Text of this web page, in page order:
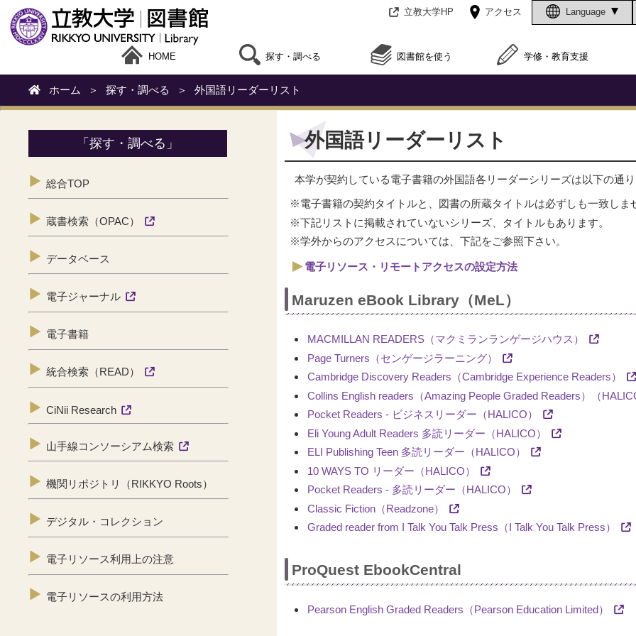
立教大学HP アクセス Language
HOME 探す・調べる 図書館を使う 学修・教育支援
ホーム ＞ 探す・調べる ＞ 外国語リーダーリスト
「探す・調べる」
総合TOP
蔵書検索（OPAC）
データベース
電子ジャーナル
電子書籍
統合検索（READ）
CiNii Research
山手線コンソーシアム検索
機関リポジトリ（RIKKYO Roots）
デジタル・コレクション
電子リソース利用上の注意
電子リソースの利用方法
外国語リーダーリスト
本学が契約している電子書籍の外国語各リーダーシリーズは以下の通
※電子書籍の契約タイトルと、図書の所蔵タイトルは必ずしも一致し
※下記リストに掲載されていないシリーズ、タイトルもあります。
※学外からのアクセスについては、下記をご参照下さい。
電子リソース・リモートアクセスの設定方法
Maruzen eBook Library（MeL）
MACMILLAN READERS（マクミランランゲージハウス）
Page Turners（センゲージラーニング）
Cambridge Discovery Readers（Cambridge Experience Readers）
Collins English readers（Amazing People Graded Readers）（
Pocket Readers - ビジネスリーダー（HALICO）
Eli Young Adult Readers 多読リーダー（HALICO）
ELI Publishing Teen 多読リーダー（HALICO）
10 WAYS TO リーダー（HALICO）
Pocket Readers - 多読リーダー（HALICO）
Classic Fiction（Readzone）
Graded reader from I Talk You Talk Press（I Talk You Talk Press）
ProQuest EbookCentral
Pearson English Graded Readers（Pearson Education Limited）